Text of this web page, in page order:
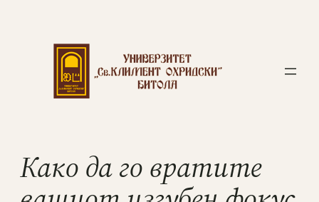
Како да го вратите